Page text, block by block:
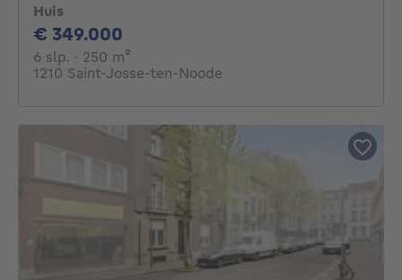
Huis
€ 349.000
6 slp. 6 slaapkamers
· 250 m²
1210 Saint-Josse-ten-Noode